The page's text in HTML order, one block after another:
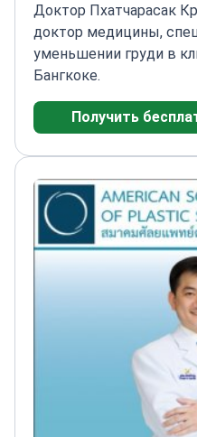
Доктор Пхатчарасак
доктор медицины,
уменьшении груди в
Бангкоке.
Получить